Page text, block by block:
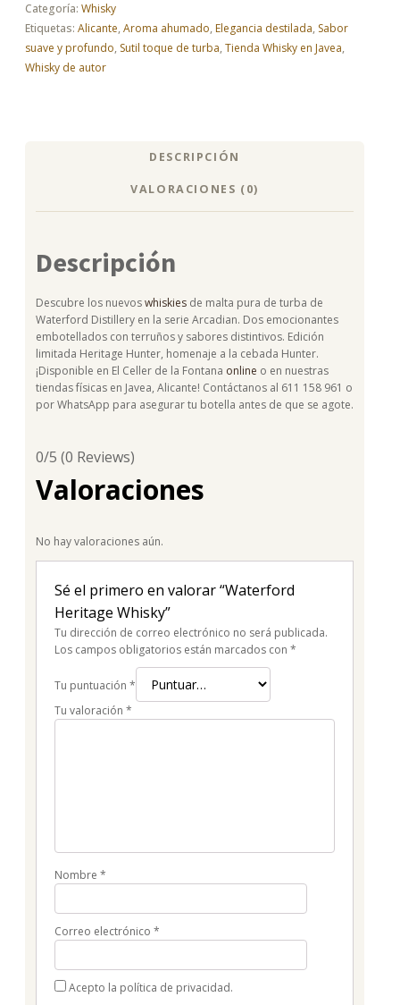
Categoría: Whisky
Etiquetas: Alicante,Aroma ahumado, Elegancia destilada, Sabor
suave y profundo, Sutil toque de turba,Tienda Whisky en Javea,
Whisky de autor
DESCRIPCIÓN
VALORACIONES (0)
Descripción
Descubre los nuevoswhiskies de malta pura de turba de
Waterford Distillery en la serie Arcadian. Dos emocionantes
embotellados con terruños y sabores distintivos. Edición
limitada Heritage Hunter, homenaje a la cebada Hunter.
¡Disponible en El Celler de la Fontana online o en nuestras
tiendas físicas en Javea, Alicante! Contáctanos al 611 158 961 o
por WhatsApp para asegurar tu botella antes de que se agote.
0/5 (0 Reviews)
Valoraciones
No hay valoraciones aún.
Sé el primero en valorar “Waterford
Heritage Whisky”
Tu dirección de correo electrónico no será publicada.
Los campos obligatorios están marcados con *
Tu puntuación *
Tu valoración *
Nombre *
Correo electrónico *
Acepto la política de privacidad.